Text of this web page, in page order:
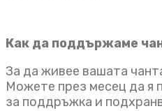
Как да поддържаме
За да живее вашата
Можете през месец да я
за поддръжка и